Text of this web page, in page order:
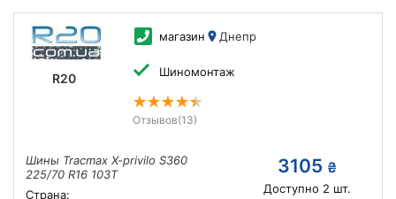
R20
магазин Днепр
Шиномонтаж
Отзывов(13)
Шины Tracmax X-privilo S360
225/70 R16 103T
Страна:
3105 ₴
Доступно 2 шт.